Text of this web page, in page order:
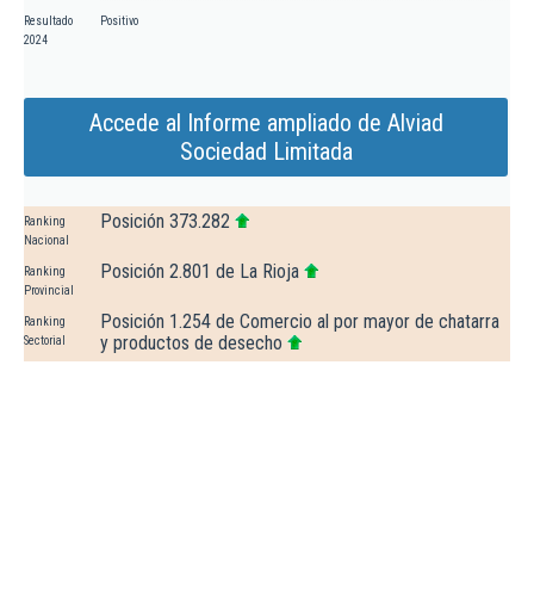
Resultado
2024
Positivo
Accede al Informe ampliado de Alviad
Sociedad Limitada
Ranking
Nacional
Posición 373.282
Ranking
Provincial
Posición 2.801 de La Rioja
Ranking
Sectorial
Posición 1.254 de Comercio al por mayor de chatarra
y productos de desecho